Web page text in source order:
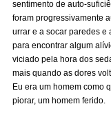
sentimento de auto-
foram progressivamente
urrar e a socar paredes e
para encontrar algum
viciado pela hora dos
mais quando as dores
Eu era um homem como
piorar, um homem ferido.